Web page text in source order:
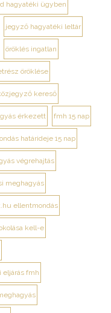
hagyatéki ügyben
jegyző hagyatéki leltár
öröklés ingatlan
öröklése
kereső
érkezett fmh 15 nap
határideje 15 nap
végrehajtás
meghagyás
ellentmondás
kell-e
eljárás fmh